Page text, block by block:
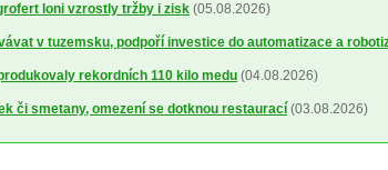
loni vzrostly tržby i zisk (05.08.2026)
v tuzemsku, podpoří investice do automatizace a
rekordních 110 kilo medu (04.08.2026)
či smetany, omezení se dotknou restaurací (03.08.2026)